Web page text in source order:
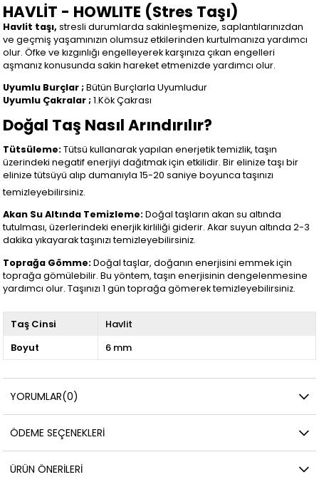
HAVLİT - HOWLITE (Stres Taşı)
Havlit taşı,stresli durumlarda sakinleşmenize, saplantılarınızdan
ve geçmiş yaşamınızın olumsuz etkilerinden kurtulmanıza yardımcı
olur. Öfke ve kızgınlığı engelleyerek karşınıza çıkan engelleri
aşmanız konusunda sakin hareket etmenizde yardımcı olur.
Uyumlu Burçlar ;Bütün Burçlarla Uyumludur
Uyumlu Çakralar ;1.Kök Çakrası
Doğal Taş Nasıl Arındırılır?
Tütsüleme:Tütsü kullanarak yapılan enerjetik temizlik, taşın
üzerindeki negatif enerjiyi dağıtmak için etkilidir. Bir elinize taşı bir
elinize tütsüyü alıp dumanıyla 15-20 saniye boyunca taşınızı
temizleyebilirsiniz.
Akan Su Altında Temizleme:Doğal taşların akan su altında
tutulması, üzerlerindeki enerjik kirliliği giderir. Akar suyun altında 2-3
dakika yıkayarak taşınızı temizleyebilirsiniz.
Toprağa Gömme:Doğal taşlar, doğanın enerjisini emmek için
toprağa gömülebilir. Bu yöntem, taşın enerjisinin dengelenmesine
yardımcı olur. Taşınızı 1 gün toprağa gömerek temizleyebilirsiniz.
Taş Cinsi
Havlit
Boyut
6 mm
YORUMLAR(0)
ÖDEME SEÇENEKLERI
ÜRÜN ÖNERILERI